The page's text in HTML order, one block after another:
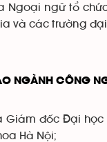
Ngoại ngữ tổ
và các trường
NGÀNH CÔNG
Giám đốc Đại học
Hà Nội;